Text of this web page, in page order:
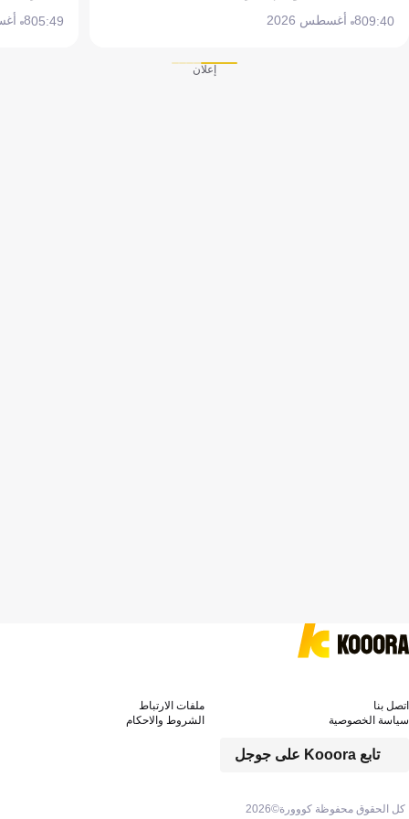
09:408 أغسطس 2026 05:498 أغسطس 2026
إعلان
كل الحقوق محفوظة كووورة©2026
تابع Kooora على جوجل
اتصل بنا
ملفات الارتباط
سياسة الخصوصية
الشروط والاحكام